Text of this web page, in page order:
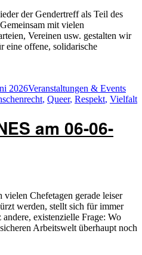
der Gendertreff als Teil des
mit vielen
Vereinen usw. gestalten wir
eine offene, solidarische
2026Kategorien
Veranstaltungen & Events
, Queer, Respekt, Vielfalt
am 06-06-
Chefetagen gerade leiser
werden, stellt sich für immer
existenzielle Frage: Wo
Arbeitswelt überhaupt noch